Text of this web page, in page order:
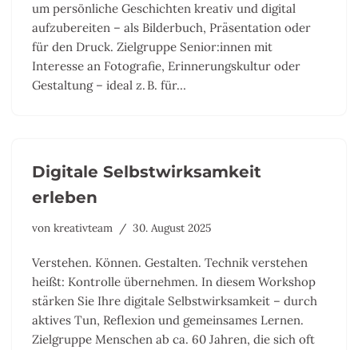
um persönliche Geschichten kreativ und digital
aufzubereiten – als Bilderbuch, Präsentation oder
für den Druck. Zielgruppe Senior:innen mit
Interesse an Fotografie, Erinnerungskultur oder
Gestaltung – ideal z. B. für…
Digitale Selbstwirksamkeit
erleben
von kreativteam 30. August 2025
Verstehen. Können. Gestalten. Technik verstehen
heißt: Kontrolle übernehmen. In diesem Workshop
stärken Sie Ihre digitale Selbstwirksamkeit – durch
aktives Tun, Reflexion und gemeinsames Lernen.
Zielgruppe Menschen ab ca. 60 Jahren, die sich oft